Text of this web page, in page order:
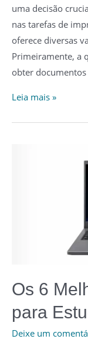
uma decisão
nas tarefas de
oferece diversas
Primeiramente, a
obter
As
Leia mais »
Os 6
para
Deixe um